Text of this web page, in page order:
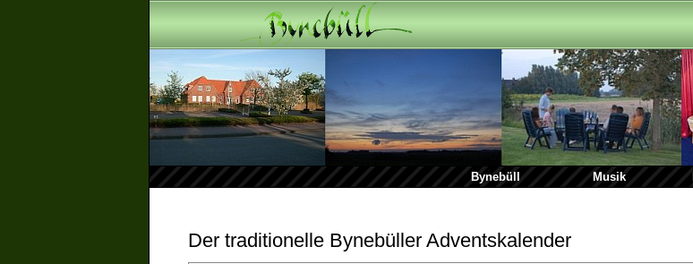
Bynebüll Musik
Der traditionelle Bynebüller Adventskalender